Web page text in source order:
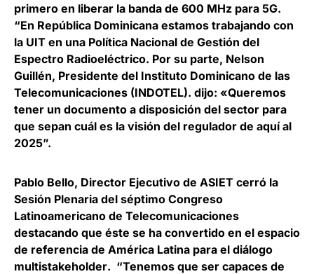
primero en liberar la banda de 600 MHz para 5G.
“En República Dominicana estamos trabajando con
la UIT en una Política Nacional de Gestión del
Espectro Radioeléctrico. Por su parte, Nelson
Guillén, Presidente del Instituto Dominicano de las
Telecomunicaciones (INDOTEL). dijo: «Queremos
tener un documento a disposición del sector para
que sepan cuál es la visión del regulador de aquí al
2025”.
Pablo Bello, Director Ejecutivo de ASIET cerró la
Sesión Plenaria del séptimo Congreso
Latinoamericano de Telecomunicaciones
destacando que éste se ha convertido en el espacio
de referencia de América Latina para el diálogo
multistakeholder. “Tenemos que ser capaces de